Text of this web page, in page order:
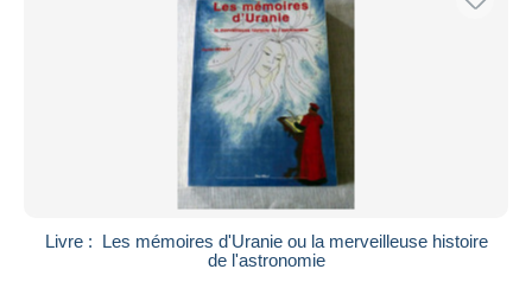
Livre : Les mémoires d'Uranie ou la merveilleuse histoire
de l'astronomie